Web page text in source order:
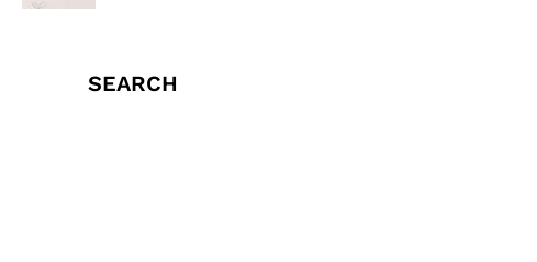
SEARCH